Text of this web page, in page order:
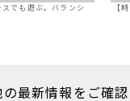
でも遊ぶ。バランシ
【
最新情報をご確認